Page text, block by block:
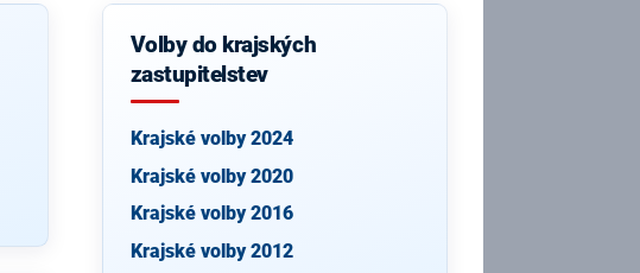
Volby do krajských
zastupitelstev
Krajské volby 2024
Krajské volby 2020
Krajské volby 2016
Krajské volby 2012